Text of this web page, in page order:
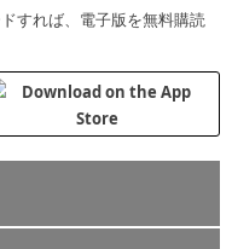
すれば、電子版を無料購読